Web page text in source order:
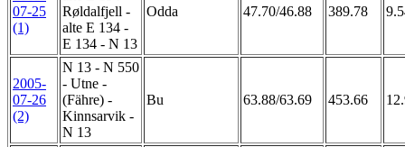
07-25
(1)
Røldalfjell -
alte E 134 -
E 134 - N 13
Odda 47.70/46.88 389.78
2005-
07-26
(2)
N 13 - N 550
- Utne -
(Fähre) -
Kinnsarvik -
N 13
Bu 63.88/63.69 453.66